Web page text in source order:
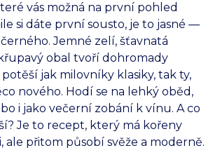
vás možná na první pohled
si dáte první sousto, je to jasné —
Jemné zelí, šťavnatá
obal tvoří dohromady
jak milovníky klasiky, tak ty,
nového. Hodí se na lehký oběd,
i jako večerní zobání k vínu. A co
Je to recept, který má kořeny
ale přitom působí svěže a moderně.